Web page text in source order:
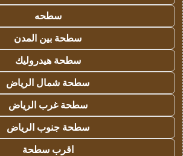
سطحه
سطحة بين المدن
سطحة هيدروليك
سطحة شمال الرياض
سطحة غرب الرياض
سطحة جنوب الرياض
اقرب سطحة